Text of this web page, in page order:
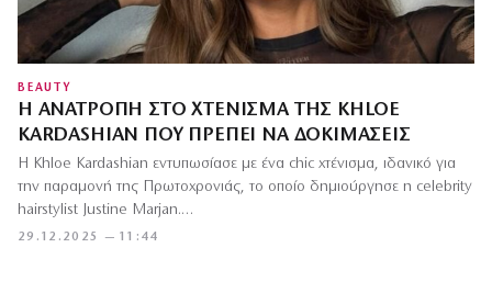
BEAUTY
Η ΑΝΑΤΡΟΠΉ ΣΤΟ ΧΤΈΝΙΣΜΑ ΤΗΣ KHLOE
KARDASHIAN ΠΟΥ ΠΡΈΠΕΙ ΝΑ ΔΟΚΙΜΆΣΕΙΣ
29.12.2025 — 11:44
Η Khloe Kardashian εντυπωσίασε με ένα chic χτένισμα, ιδανικό για
την παραμονή της Πρωτοχρονιάς, το οποίο δημιούργησε η celebrity
hairstylist Justine Marjan.…